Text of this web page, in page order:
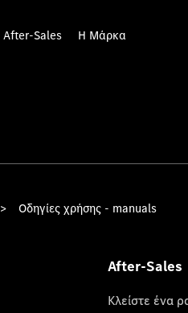
After-Sales Η Μάρκα
> Οδηγίες χρήσης - manuals
After-Sales
Κλείστε ένα